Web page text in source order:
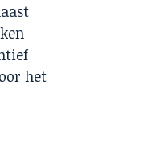
het